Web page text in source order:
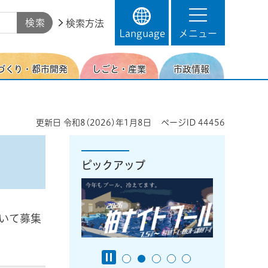
検索方法
Language
メニュー
くり・都市開発 しごと・産業 市政情報
更新日 令和8(2026)年1月8日 ページID 44456
て募集
ピックアップ